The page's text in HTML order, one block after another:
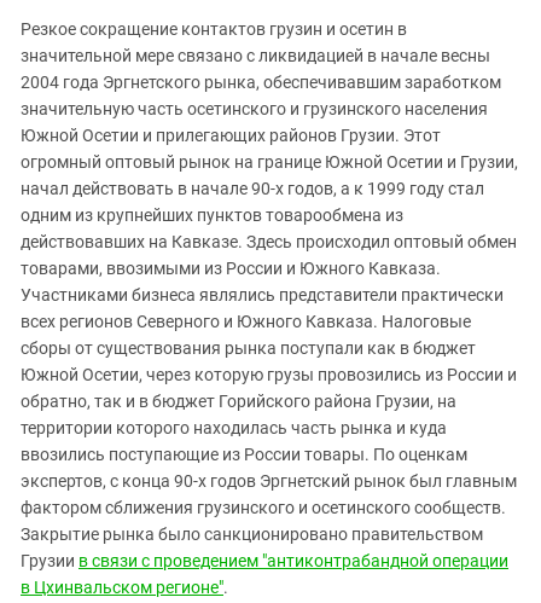
Резкое сокращение контактов грузин и осетин в
значительной мере связано с ликвидацией в начале весны
2004 года Эргнетского рынка, обеспечивавшим заработком
значительную часть осетинского и грузинского населения
Южной Осетии и прилегающих районов Грузии. Этот
огромный оптовый рынок на границе Южной Осетии и Грузии,
начал действовать в начале 90-х годов, а к 1999 году стал
одним из крупнейших пунктов товарообмена из
действовавших на Кавказе. Здесь происходил оптовый обмен
товарами, ввозимыми из России и Южного Кавказа.
Участниками бизнеса являлись представители практически
всех регионов Северного и Южного Кавказа. Налоговые
сборы от существования рынка поступали как в бюджет
Южной Осетии, через которую грузы провозились из России и
обратно, так и в бюджет Горийского района Грузии, на
территории которого находилась часть рынка и куда
ввозились поступающие из России товары. По оценкам
экспертов, с конца 90-х годов Эргнетский рынок был главным
фактором сближения грузинского и осетинского сообществ.
Закрытие рынка было санкционировано правительством
Грузии в связи с проведением "антиконтрабандной операции
в Цхинвальском регионе".